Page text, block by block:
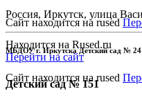
Россия, Иркутск, улица
Находится на Rused.ru
Перейти на сайт
Детский сад № 151
Сайт находится на rused
МБДОУ г. Иркутска Детский сад № 24
Сайт находится на rused